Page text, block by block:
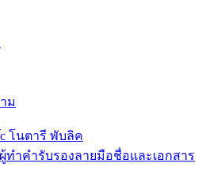
ม
โนตารี พับลิค
ทำคำรับรองลายมือชื่อและเอกสาร